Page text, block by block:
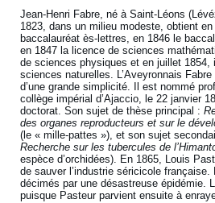
Jean-Henri Fabre, né à Saint-Léons
1823, dans un milieu modeste, obtient
baccalauréat ès-lettres, en 1846 le
en 1847 la licence de sciences
de sciences physiques et en juillet
sciences naturelles. L’Aveyronnais
d’une grande simplicité. Il est nommé
collège impérial d’Ajaccio, le 22 janvier
doctorat. Son sujet de thèse principal :
des organes reproducteurs et sur le
(le « mille-pattes »), et son sujet
Recherche sur les tubercules de
espèce d’orchidées). En 1865, Louis
de sauver l’industrie séricicole
décimés par une désastreuse épidémie.
puisque Pasteur parvient ensuite à